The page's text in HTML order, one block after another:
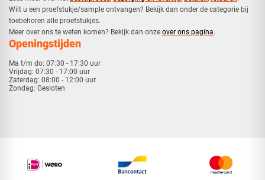
​Wilt u een proefstukje/sample ontvangen? Bekijk dan onder de categorie bij
toebehoren alle proefstukjes.
​​Meer over ons te weten komen? Bekijk dan onze over ons pagina.
Openingstijden
Ma t/m do: 07:30 - 17:30 uur
Vrijdag: 07:30 - 17:00 uur
Zaterdag: 08:00 - 12:00 uur
Zondag: Gesloten